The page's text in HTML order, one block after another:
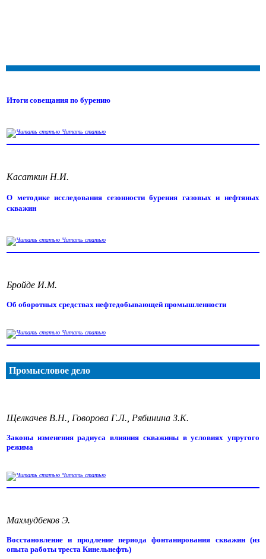
Итоги совещания по бурению
Читать статью
Касаткин Н.И.
О методике исследования сезонности бурения газовых и нефтяных
скважин
Читать статью
Бройде И.М.
Об оборотных средствах нефтедобывающей промышленности
Читать статью
Промысловое дело
Щелкачев В.Н., Говорова Г.Л., Рябинина З.К.
Законы изменения радиуса влияния скважины в условиях упругого
режима
Читать статью
Махмудбеков Э.
Восстановление и продление периода фонтанирования скважин (из
опыта работы треста Кинельнефть)